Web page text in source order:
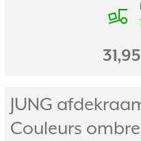
31,95
JUNG
Couleurs